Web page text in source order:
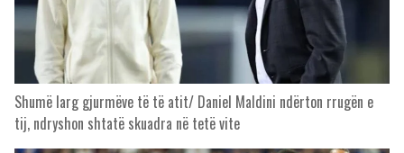
Shumë larg gjurmëve të të atit/ Daniel Maldini ndërton rrugën e
tij, ndryshon shtatë skuadra në tetë vite